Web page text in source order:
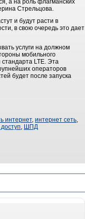
а на роль флагманских
Стрельцова.
и будут расти в
в свою очередь это дает
услуги на должном
мобильного
LTE. Эта
операторов
будет после запуска
интернет, интернет сеть,
, ШПД